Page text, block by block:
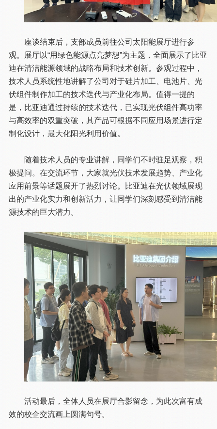
座谈结束后，支部成员前往公司太阳能展厅进行参
观。展厅以“用绿色能源点亮梦想”为主题，全面展示了比亚
迪在清洁能源领域的战略布局和技术创新。参观过程中，
技术人员系统性地讲解了公司对于硅片加工、电池片、光
伏组件制作加工的技术迭代与产业化布局。值得一提的
是，比亚迪通过持续的技术迭代，已实现光伏组件高功率
与高效率的双重突破，其产品可根据不同应用场景进行定
制化设计，最大化阳光利用价值。
随着技术人员的专业讲解，同学们不时驻足观察，积
极提问。在交流环节，大家就光伏技术发展趋势、产业化
应用前景等话题展开了热烈讨论。比亚迪在光伏领域展现
出的产业化实力和创新活力，让同学们深刻感受到清洁能
源技术的巨大潜力。
活动最后，全体人员在展厅合影留念，为此次富有成
效的校企交流画上圆满句号。